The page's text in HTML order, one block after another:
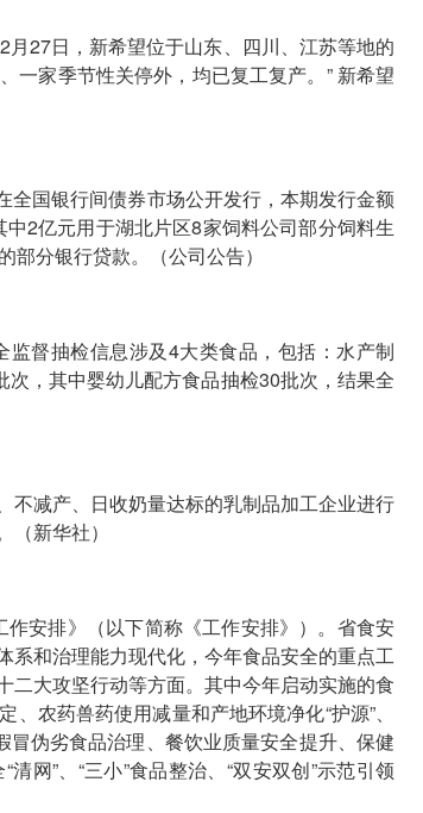
27日，新希望位于山东、四川、江苏等地的
一家季节性关停外，均已复工复产。” 新希望
全国银行间债券市场公开发行，本期发行金额
2亿元用于湖北片区8家饲料公司部分饲料生
分银行贷款。（公司公告）
督抽检信息涉及4大类食品，包括：水产制
，其中婴幼儿配方食品抽检30批次，结果全
不减产、日收奶量达标的乳制品加工企业进行
新华社）
安排》（以下简称《工作安排》）。省食安
系和治理能力现代化，今年食品安全的重点工
大攻坚行动等方面。其中今年启动实施的食
农药兽药使用减量和产地环境净化“护源”、
冒伪劣食品治理、餐饮业质量安全提升、保健
网”、“三小”食品整治、“双安双创”示范引领